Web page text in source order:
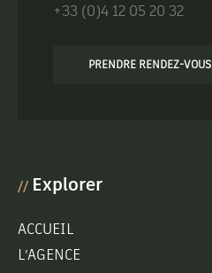
+33 (0)4 12 05 20 32
PRENDRE RENDEZ-VOUS
// Explorer
ACCUEIL
L’AGENCE